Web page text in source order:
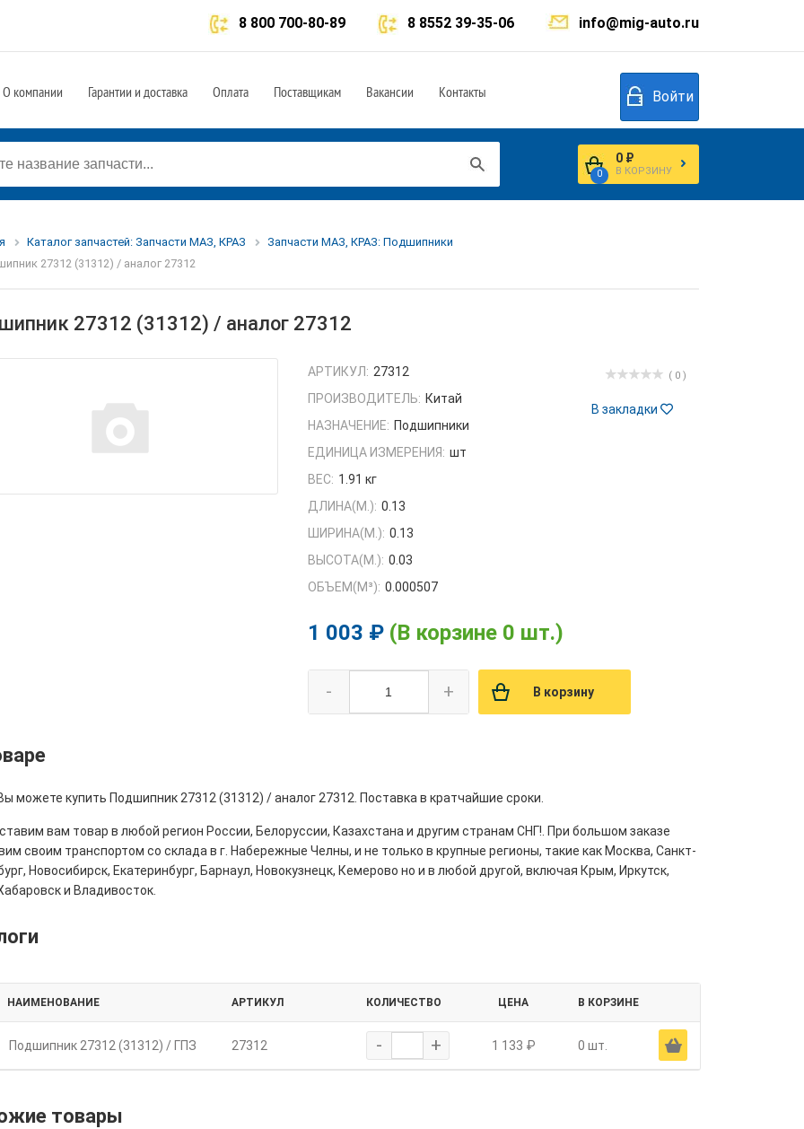
info@mig-auto.ru
8 8552 39-35-06
8 800 700-80-89
О компании Гарантии и доставка Оплата Поставщикам Вакансии Контакты Войти
0
0 ₽
В КОРЗИНУ
Каталог запчастей: Запчасти МАЗ, КРАЗ
Запчасти МАЗ, КРАЗ: Подшипники
27312 (31312) / аналог 27312
27312 (31312) / аналог 27312
( 0 )
В закладки
АРТИКУЛ: 27312
ПРОИЗВОДИТЕЛЬ: Китай
НАЗНАЧЕНИЕ: Подшипники
ЕДИНИЦА ИЗМЕРЕНИЯ: шт
ВЕС: 1.91 кг
ДЛИНА(М.): 0.13
ШИРИНА(М.): 0.13
ВЫСОТА(М.): 0.03
ОБЪЕМ(M³): 0.000507
1 003 ₽ (В корзине 0 шт.)
- + В корзину
можете купить Подшипник 27312 (31312) / аналог 27312. Поставка в кратчайшие сроки.
вам товар в любой регион России, Белоруссии, Казахстана и другим странам СНГ!. При большом заказе
своим транспортом со склада в г. Набережные Челны, и не только в крупные регионы, такие как Москва, Санкт-
Новосибирск, Екатеринбург, Барнаул, Новокузнецк, Кемерово но и в любой другой, включая Крым, Иркутск,
и Владивосток.
НАИМЕНОВАНИЕ АРТИКУЛ КОЛИЧЕСТВО ЦЕНА В КОРЗИНЕ
Подшипник 27312 (31312) / ГПЗ 27312 - + 1 133 ₽ 0 шт. Ä
товары